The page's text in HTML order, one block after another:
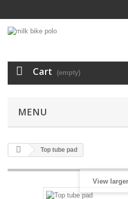
Cart (empty)
MENU
Top tube pad
View larger